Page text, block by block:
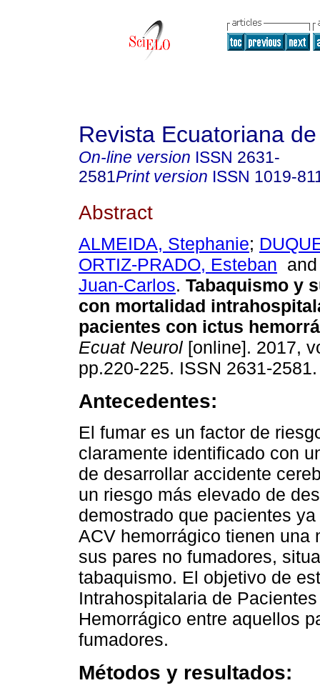
Revista Ecuatoriana
On-line version ISSN 2631-
2581Print version ISSN 1019-
Abstract
ALMEIDA, Stephanie;
ORTIZ-PRADO, Esteban
Juan-Carlos. Tabaquismo y
con mortalidad
pacientes con ictus
Ecuat Neurol [online]. 2017,
pp.220-225. ISSN 2631-2581.
Antecedentes:
El fumar es un factor de
claramente identificado con
de desarrollar accidente
un riesgo más elevado de
demostrado que pacientes
ACV hemorrágico tienen una
sus pares no fumadores,
tabaquismo. El objetivo de
Intrahospitalaria de
Hemorrágico entre aquellos
fumadores.
Métodos y resultados: